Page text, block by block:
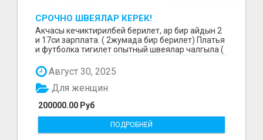
СРОЧНО ШВЕЯЛАР КЕРЕК!
Акчасы кечиктирилбей берилет, ар бир айдын 2
и 17си зарплата. ( 2жумада бир берилет) Платья
и футболка тигилет опытный швеялар чалгыла (
Август 30, 2025
200000.00 Руб
Для женщин
ПОДРОБНЕЙ